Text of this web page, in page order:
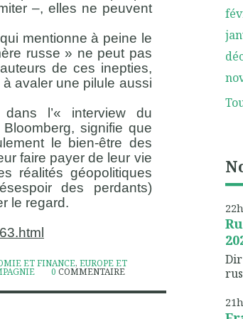
–, elles ne peuvent
mentionne à peine le
russe » ne peut pas
de ces inepties,
avaler une pilule aussi
l’« interview du
signifie que
le bien-être des
faire payer de leur vie
réalités géopolitiques
des perdants)
le regard.
ET FINANCE,EUROPE ET
0 COMMENTAIRE